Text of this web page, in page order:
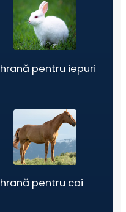
hrană pentru iepuri
hrană pentru cai